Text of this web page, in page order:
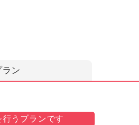
ン
うプランです